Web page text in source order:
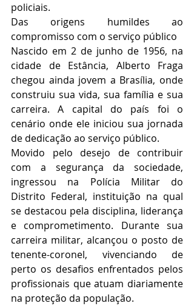
policiais.
Das origens humildes ao
compromisso com o serviço público
Nascido em 2 de junho de 1956, na
cidade de Estância, Alberto Fraga
chegou ainda jovem a Brasília, onde
construiu sua vida, sua família e sua
carreira. A capital do país foi o
cenário onde ele iniciou sua jornada
de dedicação ao serviço público.
Movido pelo desejo de contribuir
com a segurança da sociedade,
ingressou na Polícia Militar do
Distrito Federal, instituição na qual
se destacou pela disciplina, liderança
e comprometimento. Durante sua
carreira militar, alcançou o posto de
tenente-coronel, vivenciando de
perto os desafios enfrentados pelos
profissionais que atuam diariamente
na proteção da população.